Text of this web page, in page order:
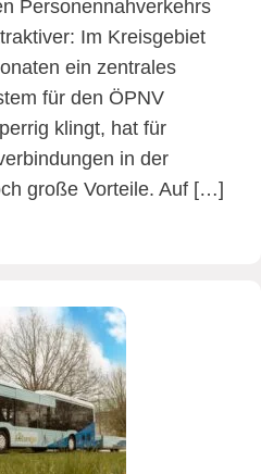
Personennahverkehrs
Im Kreisgebiet
ein zentrales
für den ÖPNV
klingt, hat für
in der
große Vorteile. Auf […]